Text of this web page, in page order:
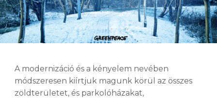
A modernizáció és a kényelem nevében
módszeresen kiírtjuk magunk körül az összes
zöldterületet, és parkolóházakat,